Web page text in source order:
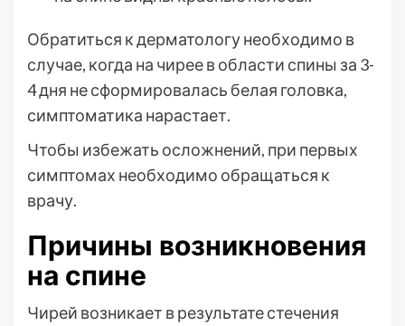
Обратиться к дерматологу необходимо в
случае, когда на чирее в области спины за 3-
4 дня не сформировалась белая головка,
симптоматика нарастает.
Чтобы избежать осложнений, при первых
симптомах необходимо обращаться к
врачу.
Причины возникновения
на спине
Чирей возникает в результате стечения